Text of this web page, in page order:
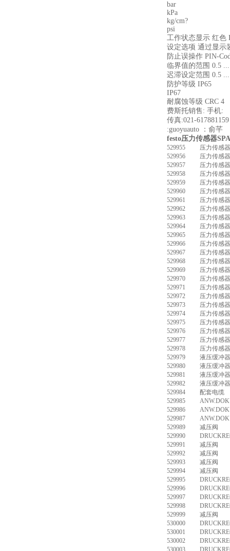
bar
kPa
kg/cm?
psi
工作状态显示 红色
设定选项 通过显示
防止误操作 PIN-
临界值的范围 0.5
迟滞设定范围 0.5
防护等级 IP65
IP67
耐腐蚀等级 CRC 4
费斯托销售:
传真:021-
:guoyuauto ：俞芊
festo压力传感器
529955
压力传感
529956
压力传感
529957
压力传感
529958
压力传感
529959
压力传感
529960
压力传感
529961
压力传感
529962
压力传感
529963
压力传感
529964
压力传感
529965
压力传感
529966
压力传感
529967
压力传感
529968
压力传感
529969
压力传感
529970
压力传感
529971
压力传感
529972
压力传感
529973
压力传感
529974
压力传感
529975
压力传感
529976
压力传感
529977
压力传感
529978
压力传感
529979
液压缓冲
529980
液压缓冲
529981
液压缓冲
529982
液压缓冲
529984
配套电
529985
529986
529987
529989
减压阀
529990
529991
减压阀
529992
减压阀
529993
减压阀
529994
减压阀
529995
529996
529997
529998
529999
减压阀
530000
530001
530002
530003